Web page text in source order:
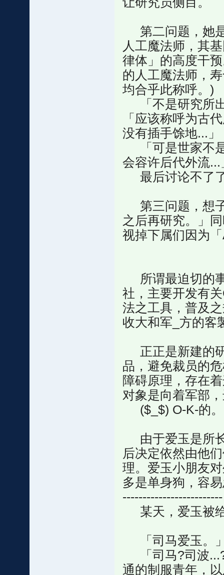
第二问题，她
人工魔法师，其
律体」的高度干
的人工魔法师，
均合乎此称呼。)
「不是研究所
「应该称呼为古
没有插手馀地...」
「可是世家不
会容许后代外流
最后讨论不了
第三问题，想
之后再研究。」
视掉下属们因为
所谓最迫切的
社，主要开发有
法之工具，普及
收大和军_方的客
正正是新建的
品，避免裁员的
障碍原理，存在
对象是向着军部
($_$) O-K-的。
由于爱玉是所
后决定依然由他
理。爱玉小朋友
多是单身狗，容
-------------------------
某天，爱玉被
「司马爱玉。
「司马?司波
通的制服青年，